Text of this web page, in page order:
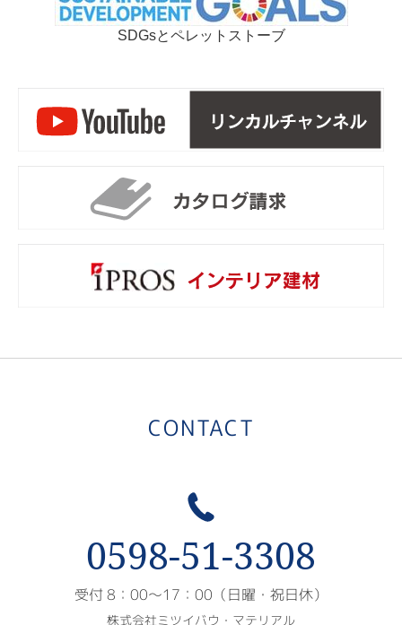
SDGsとペレットストーブ
CONTACT
0598-51-3308
受付 8：00〜17：00（日曜・祝日休）
株式会社ミツイバウ・マテリアル